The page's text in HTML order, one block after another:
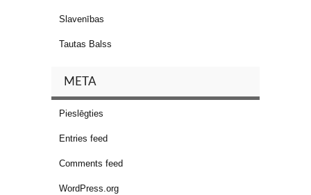
Slavenības
Tautas Balss
META
Pieslēgties
Entries feed
Comments feed
WordPress.org